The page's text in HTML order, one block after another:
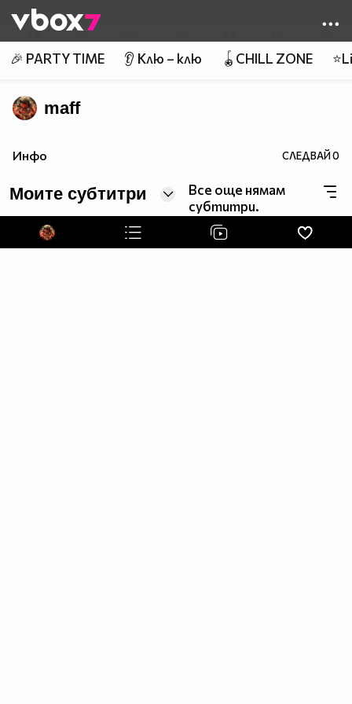
👾
🎉 PARTY TIME 👂 Клю – клю 🪀CHILL ZONE
maff
Инфо СЛЕДВАЙ0
Моите субтитри
Все още нямам
субтитри.